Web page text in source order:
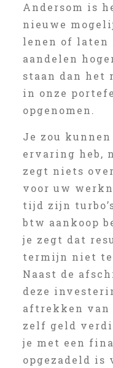
Andersom is
nieuwe
lenen of laten
aandelen
staan dan het
in onze
opgenomen.
Je zou
ervaring heb,
zegt niets
voor uw
tijd zijn
btw aankoop
je zegt dat
termijn niet
Naast de
deze
aftrekken
zelf geld
je met een
opgezadeld is